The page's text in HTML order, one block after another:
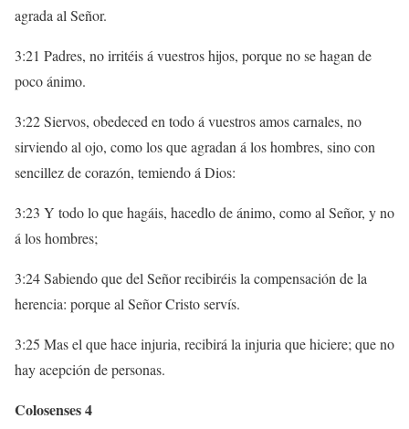
agrada al Señor.
3:21 Padres, no irritéis á vuestros hijos, porque no se hagan de
poco ánimo.
3:22 Siervos, obedeced en todo á vuestros amos carnales, no
sirviendo al ojo, como los que agradan á los hombres, sino con
sencillez de corazón, temiendo á Dios:
3:23 Y todo lo que hagáis, hacedlo de ánimo, como al Señor, y no
á los hombres;
3:24 Sabiendo que del Señor recibiréis la compensación de la
herencia: porque al Señor Cristo servís.
3:25 Mas el que hace injuria, recibirá la injuria que hiciere; que no
hay acepción de personas.
Colosenses 4